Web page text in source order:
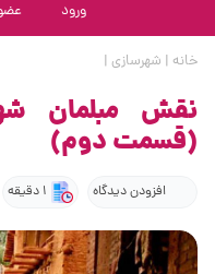
ورود
خانه | شهرسازی |
نقش مبلمان
(قسمت دوم)
افزودن دیدگاه 1 دقیقه